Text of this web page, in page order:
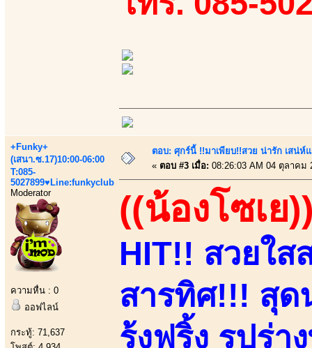
+Funky+
(เสนา.ซ.17)10:00-06:00
T:085-
5027899♥Line:funkyclub
Moderator
ความหื่น : 0
ออฟไลน์
กระทู้: 71,637
ตอบ: ศุกร์นี้ !!มาเพียบ!!สวย น่ารัก เสน่ห์
« ตอบ #3 เมื่อ: 08:26:03 AM 04 ตุลาคม
((น้องโซเย
HIT!! สวยใ
สารทิศ!!! สุด
รุ้งฟริ้ง รูปร่